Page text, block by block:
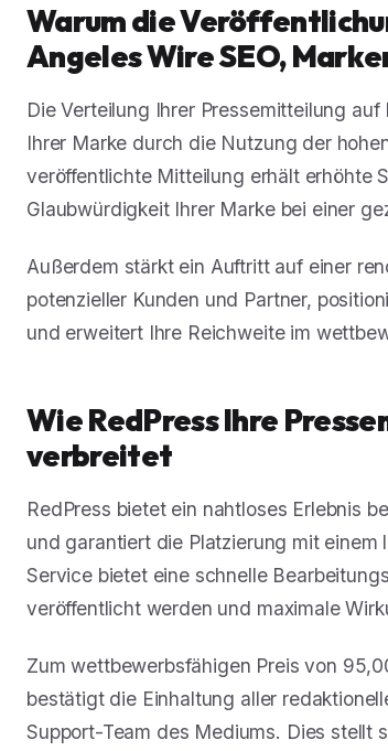
Warum die
Angeles Wire SEO,
Die Verteilung Ihrer Pressemitteilung
Ihrer Marke durch die Nutzung der
veröffentlichte Mitteilung erhält erhöhte
Glaubwürdigkeit Ihrer Marke bei einer
Außerdem stärkt ein Auftritt auf einer
potenzieller Kunden und Partner,
und erweitert Ihre Reichweite im
Wie RedPress Ihre
verbreitet
RedPress bietet ein nahtloses Erlebnis
und garantiert die Platzierung mit einem
Service bietet eine schnelle
veröffentlicht werden und maximale
Zum wettbewerbsfähigen Preis von
bestätigt die Einhaltung aller
Support-Team des Mediums. Dies stellt